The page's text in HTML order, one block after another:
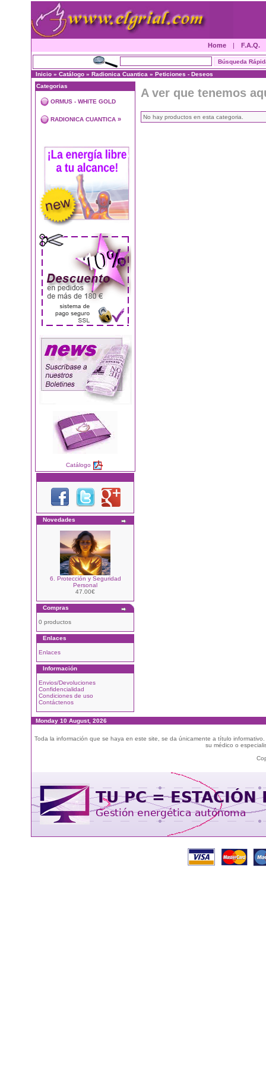
Home | F.A.Q.
Inicio » Catálogo » Radionica Cuantica » Peticiones - Deseos
Categorias
ORMUS - WHITE GOLD
RADIONICA CUANTICA »
Catálogo
Novedades
6. Protección y Seguridad
Personal
47.00€
Compras
0 productos
Enlaces
Enlaces
Información
Envios/Devoluciones
Confidencialidad
Condiciones de uso
Contáctenos
A ver que tenemos
No hay productos en esta categoria.
Monday 10 August, 2026
Toda la información que se haya en este site, se da únicamente a título
su médico o